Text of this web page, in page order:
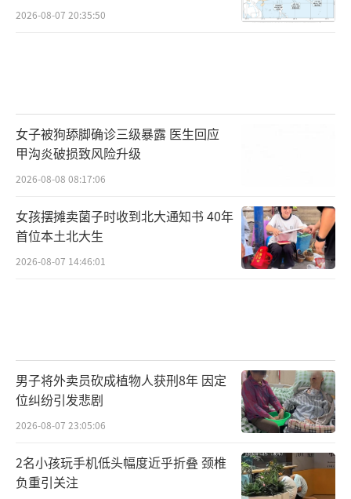
2026-08-07 20:35:50
女子被狗舔脚确诊三级暴露 医生回应
甲沟炎破损致风险升级
2026-08-08 08:17:06
女孩摆摊卖菌子时收到北大通知书 40年
首位本土北大生
2026-08-07 14:46:01
男子将外卖员砍成植物人获刑8年 因定
位纠纷引发悲剧
2026-08-07 23:05:06
2名小孩玩手机低头幅度近乎折叠 颈椎
负重引关注